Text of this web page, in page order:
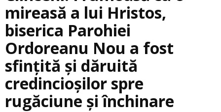
mireasă a lui Hristos,
biserica Parohiei
Ordoreanu Nou a fost
sfinţită şi dăruită
credincioşilor spre
rugăciune şi închinare